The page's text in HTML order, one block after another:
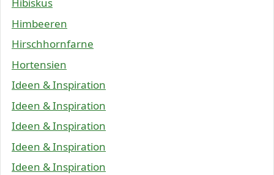
Hibiskus
Himbeeren
Hirschhornfarne
Hortensien
Ideen & Inspiration
Ideen & Inspiration
Ideen & Inspiration
Ideen & Inspiration
Ideen & Inspiration